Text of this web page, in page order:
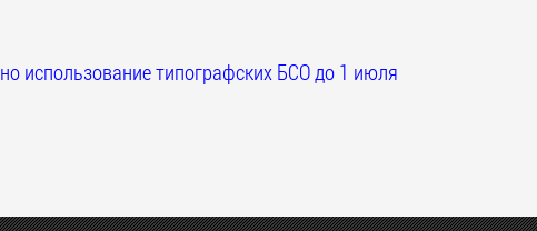
использование типографских БСО до 1 июля